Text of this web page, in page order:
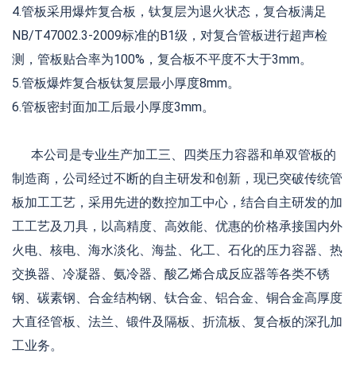
4.管板采用爆炸复合板，钛复层为退火状态，复合板满足
NB/T47002.3-2009标准的B1级，对复合管板进行超声检
测，管板贴合率为100%，复合板不平度不大于3mm。
5.管板爆炸复合板钛复层最小厚度8mm。
6.管板密封面加工后最小厚度3mm。
本公司是专业生产加工三、四类压力容器和单双管板的
制造商，公司经过不断的自主研发和创新，现已突破传统管
板加工工艺，采用先进的数控加工中心，结合自主研发的加
工工艺及刀具，以高精度、高效能、优惠的价格承接国内外
火电、核电、海水淡化、海盐、化工、石化的压力容器、热
交换器、冷凝器、氨冷器、酸乙烯合成反应器等各类不锈
钢、碳素钢、合金结构钢、钛合金、铝合金、铜合金高厚度
大直径管板、法兰、锻件及隔板、折流板、复合板的深孔加
工业务。